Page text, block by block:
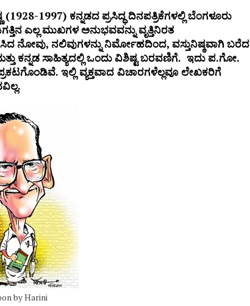
(1928-1997) ಕನ್ನಡದ ಪ್ರಸಿದ್ಧ ದಿನಪತ್ರಿಕೆಗಳಲ್ಲಿಬೆಂಗಳೂರು
ಎಲ್ಲ ಮುಖಗಳ ಅನುಭವವನ್ನು ವೃತ್ತಿನಿರತ
ನೋವು, ನಲಿವುಗಳನ್ನುನಿರ್ಮೋಹದಿಂದ, ವಸ್ತುನಿಷ್ಠವಾಗಿಬರೆದ
ಕನ್ನಡಸಾಹಿತ್ಯದಲ್ಲಿಒಂದುವಿಶಿಷ್ಟಬರವಣಿಗೆ. ಇದು ಪ.ಗೋ.
. ಇಲ್ಲಿ ವ್ಯಕ್ತವಾದ ವಿಚಾರಗಳೆಲ್ಲವೂ ಲೇಖಕರಿಗೆ
by Harini